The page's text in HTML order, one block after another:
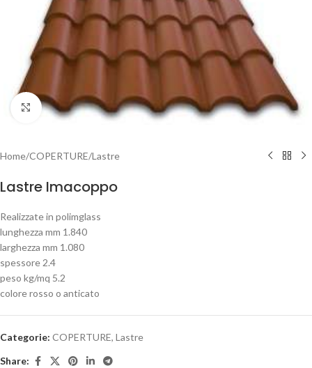
Clicca per ingrandire
Home/COPERTURE/Lastre
Lastre Imacoppo
Realizzate in polimglass
lunghezza mm 1.840
larghezza mm 1.080
spessore 2.4
peso kg/mq 5.2
colore rosso o anticato
Categorie: COPERTURE, Lastre
Share: